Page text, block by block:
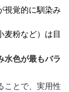
視覚的に馴染み
麦粉など）は目
水色が最もバラ
ことで、実用性